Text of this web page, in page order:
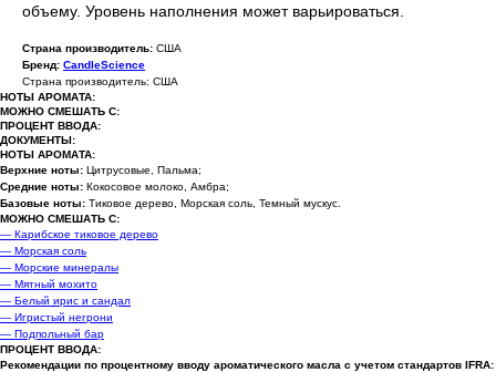
объему. Уровень наполнения может варьироваться.
Страна производитель: США
Бренд: CandleScience
Страна производитель: США
НОТЫ АРОМАТА:
МОЖНО СМЕШАТЬ С:
ПРОЦЕНТ ВВОДА:
ДОКУМЕНТЫ:
НОТЫ АРОМАТА:
Верхние ноты: Цитрусовые, Пальма;
Средние ноты: Кокосовое молоко, Амбра;
Базовые ноты: Тиковое дерево, Морская соль, Темный мускус.
МОЖНО СМЕШАТЬ С:
— Карибское тиковое дерево
— Морская соль
— Морские минералы
— Мятный мохито
— Белый ирис и сандал
— Игристый негрони
— Подпольный бар
ПРОЦЕНТ ВВОДА:
Рекомендации по процентному вводу ароматического масла с учетом стандартов IFRA: